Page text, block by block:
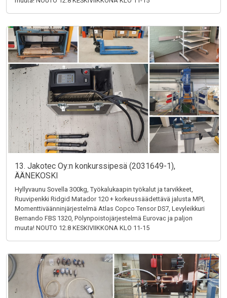
13. Jakotec Oy:n konkurssipesä (2031649-1),
ÄÄNEKOSKI
Hyllyvaunu Sovella 300kg, Työkalukaapin työkalut ja tarvikkeet,
Ruuvipenkki Ridgid Matador 120 + korkeussäädettävä jalusta MPI,
Momenttiväänninjärjestelmä Atlas Copco Tensor DS7, Levyleikkuri
Bernando FBS 1320, Pölynpoistojärjestelmä Eurovac ja paljon
muuta! NOUTO 12.8 KESKIVIIKKONA KLO 11-15